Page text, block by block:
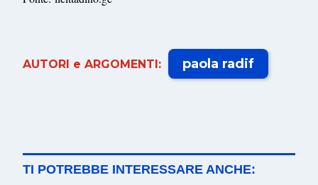
AUTORI e ARGOMENTI: paola radif
TI POTREBBE INTERESSARE ANCHE: